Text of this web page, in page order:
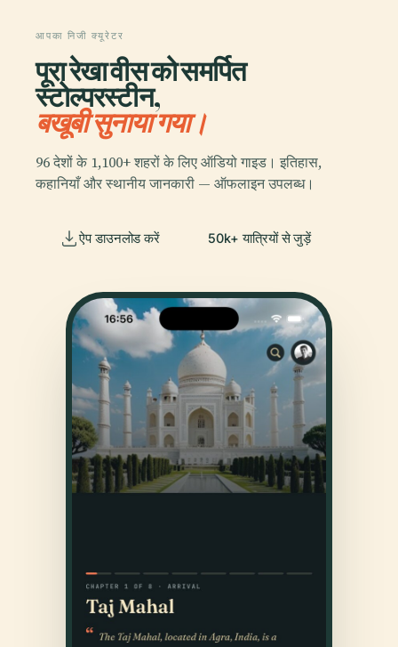
आपका निजी क्यूरेटर
पूरा रेखा वीस को समर्पित
स्टोल्परस्टीन,
बखूबी सुनाया गया।
96 देशों के 1,100+ शहरों के लिए ऑडियो गाइड। इतिहास,
कहानियाँ और स्थानीय जानकारी — ऑफलाइन उपलब्ध।
ऐप डाउनलोड करें 50k+ यात्रियों से जुड़ें